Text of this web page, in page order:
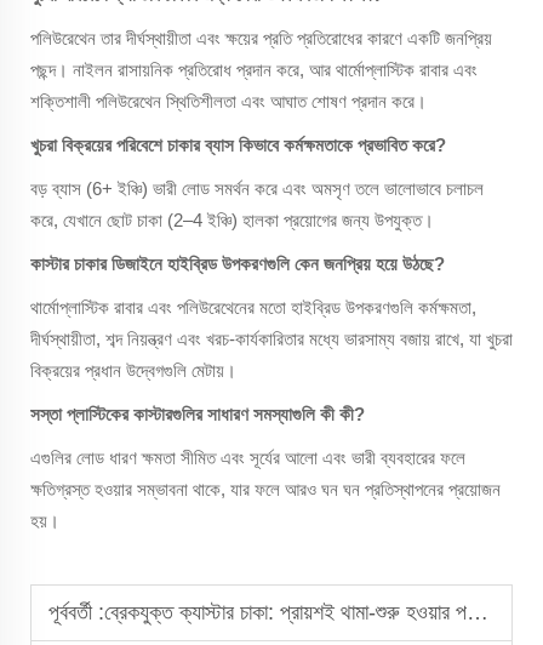
পলিউরেথেন তার দীর্ঘস্থায়ীতা এবং ক্ষয়ের প্রতি প্রতিরোধের কারণে একটি জনপ্রিয়
পছন্দ। নাইলন রাসায়নিক প্রতিরোধ প্রদান করে, আর থার্মোপ্লাস্টিক রাবার এবং
শক্তিশালী পলিউরেথেন স্থিতিশীলতা এবং আঘাত শোষণ প্রদান করে।
খুচরা বিক্রয়ের পরিবেশে চাকার ব্যাস কিভাবে কর্মক্ষমতাকে প্রভাবিত করে?
বড় ব্যাস (6+ ইঞ্চি) ভারী লোড সমর্থন করে এবং অমসৃণ তলে ভালোভাবে চলাচল
করে, যেখানে ছোট চাকা (2–4 ইঞ্চি) হালকা প্রয়োগের জন্য উপযুক্ত।
কাস্টার চাকার ডিজাইনে হাইব্রিড উপকরণগুলি কেন জনপ্রিয় হয়ে উঠছে?
থার্মোপ্লাস্টিক রাবার এবং পলিউরেথেনের মতো হাইব্রিড উপকরণগুলি কর্মক্ষমতা,
দীর্ঘস্থায়ীতা, শব্দ নিয়ন্ত্রণ এবং খরচ-কার্যকারিতার মধ্যে ভারসাম্য বজায় রাখে, যা খুচরা
বিক্রয়ের প্রধান উদ্বেগগুলি মেটায়।
সস্তা প্লাস্টিকের কাস্টারগুলির সাধারণ সমস্যাগুলি কী কী?
এগুলির লোড ধারণ ক্ষমতা সীমিত এবং সূর্যের আলো এবং ভারী ব্যবহারের ফলে
ক্ষতিগ্রস্ত হওয়ার সম্ভাবনা থাকে, যার ফলে আরও ঘন ঘন প্রতিস্থাপনের প্রয়োজন
হয়।
পূর্ববর্তী :ব্রেকযুক্ত ক্যাস্টার চাকা: প্রায়শই থামা-শুরু হওয়ার পরিস্থিতিতে নিরাপত্তা নিশ্চিত করা